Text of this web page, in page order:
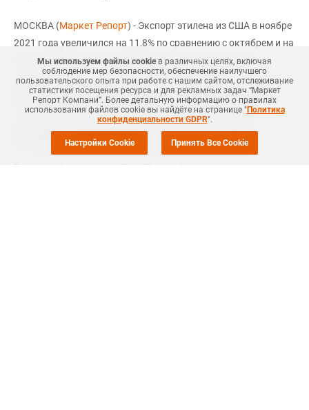
МОСКВА (Маркет Репорт) - Экспорт этилена из США в ноябре
2021 года увеличился на 11,8% по сравнению с октябрем и на
23% по сравнению с ноябрем 2020 года, сообщаетICIS.
Экспорт вырос на 10,5% за первые одиннадцать месяцев
2021 года по сравнению с тем же периодом годом ранее.
Основными направлениями экспорта в 2021 году до
настоящего времени были Бельгия, Китай и Тайвань.
Ранее сообщалось
, что Dow Chemical, одна из крупнейших
Мы используем файлы cookieв различных целях, включая
соблюдение мер безопасности, обеспечение наилучшего
пользовательского опыта при работе с нашим сайтом, отслеживание
статистики посещения ресурса и для рекламных задач “Маркет
Репорт Компани”. Более детальную информацию о правилах
использования файлов cookie вы найдёте на странице "Политика
конфиденциальности GDPR".
Настройки Cookie Принять Все Cookie